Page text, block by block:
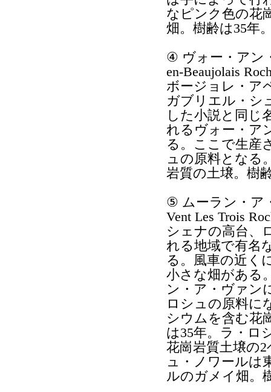
なピンク色の花
畑。樹齢は35年
④ ヴォー・アン
en-Beaujolais
ボージョレ・ア
ガブリエル・シ
した小説と同じ
れるヴォー・ア
る。ここで生産
ュの原料となる
岩質の土壌。樹
⑤ ムーラン・ア
Vent Les Trois
シェナの高台、
れる地域で有名
る。風車の近く
小さな畑がある
ン・ア・ヴァン
ロシュの原料に
シウムを含む花
は35年。ラ・ロ
花崗岩質土壌の
ュ・ノワールは
ルのガメイ畑。